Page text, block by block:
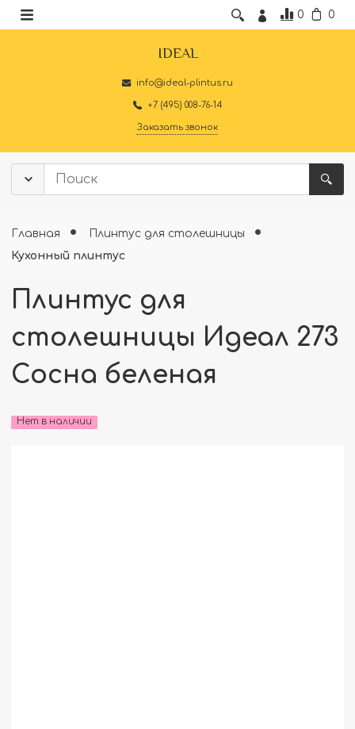
0 0
IDEAL
info@ideal-plintus.ru
+7 (495) 008-76-14
Заказать звонок
Главная
Плинтус для столешницы
Кухонный плинтус
Плинтус для
столешницы Идеал 273
Сосна беленая
Нет в наличии